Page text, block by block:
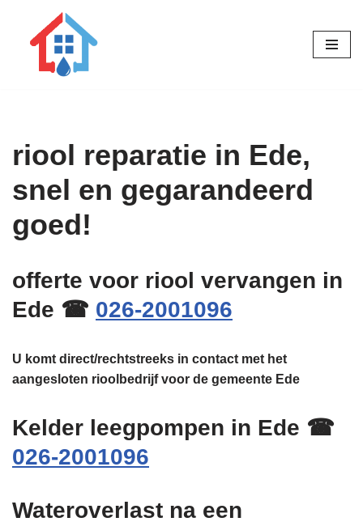
riool reparatie in Ede,
snel en gegarandeerd
goed!
offerte voor riool vervangen in
Ede ☎ 026-2001096
U komt direct/rechtstreeks in contact met het
aangesloten rioolbedrijf voor de gemeente Ede
Kelder leegpompen in Ede ☎
026-2001096
Wateroverlast na een